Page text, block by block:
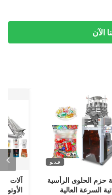
الآن
فيديو
حزم الحلوى الرأسية
السرعة العالية
آلات